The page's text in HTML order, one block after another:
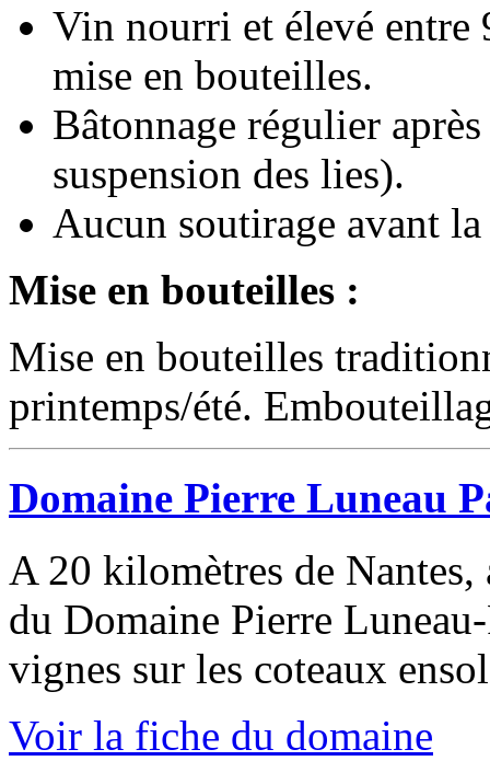
Vin nourri et élevé entre
mise en bouteilles.
Bâtonnage régulier
suspension des lies).
Aucun soutirage avant
Mise en bouteilles :
Mise en bouteilles
printemps/été.
Domaine Pierre Luneau
A 20 kilomètres de
du Domaine Pierre
vignes sur les coteaux
Voir la fiche du domaine